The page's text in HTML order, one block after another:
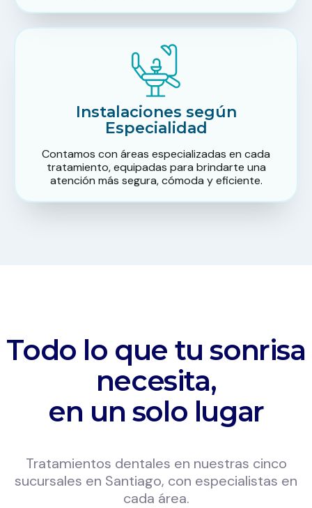
Instalaciones según
Especialidad
Contamos con áreas especializadas en cada
tratamiento, equipadas para brindarte una
atención más segura, cómoda y eficiente.
Todo lo que tu sonrisa
necesita,
en un solo lugar
Tratamientos dentales en nuestras cinco
sucursales en Santiago, con especialistas en
cada área.